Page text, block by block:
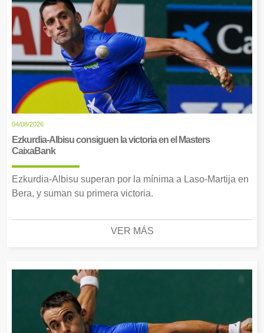
04/08/2026
Ezkurdia-Albisu consiguen la victoria en el Masters
CaixaBank
Ezkurdia-Albisu superan por la mínima a Laso-Martija en
Bera, y suman su primera victoria.
VER MÁS